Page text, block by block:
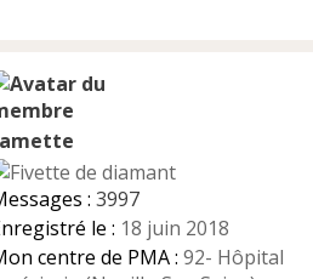
: 3997
le : 18 juin 2018
centre de PMA : 92- Hôpital